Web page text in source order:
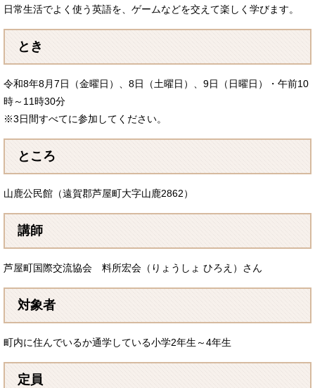
日常生活でよく使う英語を、ゲームなどを交えて楽しく学びます。
とき
令和8年8月7日（金曜日）、8日（土曜日）、9日（日曜日）・午前10
時～11時30分
※3日間すべてに参加してください。
ところ
山鹿公民館（遠賀郡芦屋町大字山鹿2862）
講師
芦屋町国際交流協会 料所宏会（りょうしょ ひろえ）さん
対象者
町内に住んでいるか通学している小学2年生～4年生​
定員